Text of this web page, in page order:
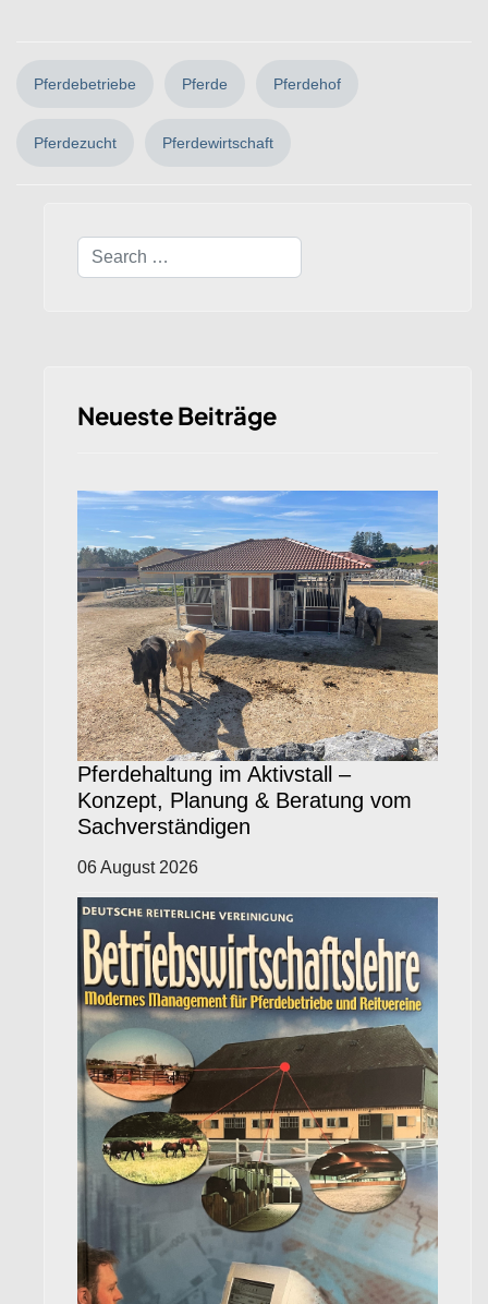
Pferdebetriebe Pferde Pferdehof
Pferdezucht Pferdewirtschaft
Search
Neueste Beiträge
Pferdehaltung im Aktivstall –
Konzept, Planung & Beratung vom
Sachverständigen
06 August 2026